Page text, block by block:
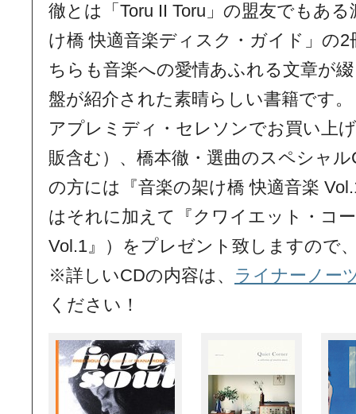
徹とは「Toru II Toru」の盟友でもあ
け橋 快適音楽ディスク・ガイド」の
ちらも音楽への愛情あふれる文章が
盤が紹介された素晴らしい書籍です。
アプレミディ・セレソンでお買い上
販含む）、橋本徹・選曲のスペシャ
の方には『音楽の架け橋 快適音楽
はそれに加えて『クワイエット・コ
Vol.1』）をプレゼント致しますので
※詳しいCDの内容は、 ライナーノー
ください！